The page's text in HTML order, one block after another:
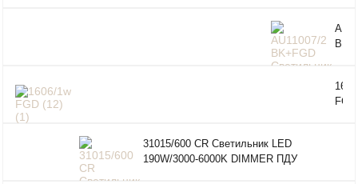
E27
31015/600 CR Светильник LED
190W/3000-6000K DIMMER ПДУ